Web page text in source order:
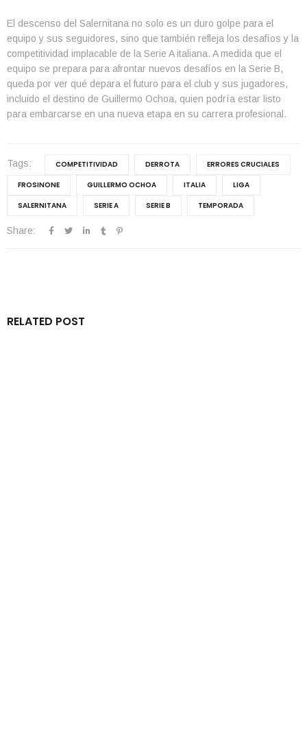
El descenso del Salernitana no solo es un duro golpe para el
equipo y sus seguidores, sino que también refleja los desafíos y la
competitividad implacable de la Serie A italiana. A medida que el
equipo se prepara para afrontar nuevos desafíos en la Serie B,
queda por ver qué depara el futuro para el club y sus jugadores,
incluido el destino de Guillermo Ochoa, quien podría estar listo
para embarcarse en una nueva etapa en su carrera profesional.
Tags: COMPETITIVIDAD DERROTA
ERRORES CRUCIALES
FROSINONE
GUILLERMO OCHOA ITALIA
LIGA
SALERNITANA
SERIE A SERIE B TEMPORADA
Share:
RELATED POST